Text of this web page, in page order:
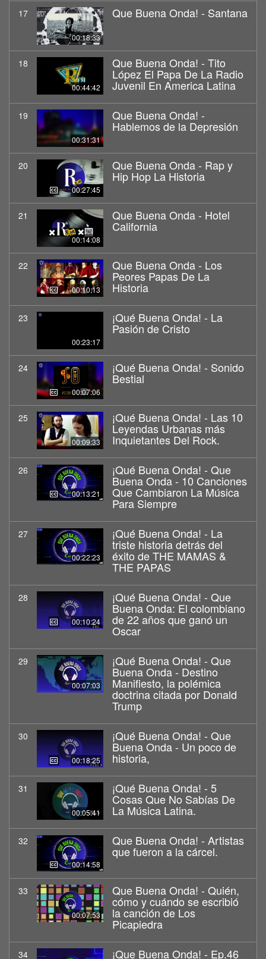
17
00:18:33
Que Buena Onda! - Santana
18
00:44:42
Que Buena Onda! - Tito
López El Papa De La Radio
Juvenil En America Latina
19
00:31:31
Que Buena Onda! -
Hablemos de la Depresión
20
00:27:45
Que Buena Onda - Rap y
Hip Hop La Historia
21
00:14:08
Que Buena Onda - Hotel
California
22
00:10:13
Que Buena Onda - Los
Peores Papas De La
Historia
23
00:23:17
¡Qué Buena Onda! - La
Pasión de Cristo
24
00:07:06
¡Qué Buena Onda! - Sonido
Bestial
25
00:09:33
¡Qué Buena Onda! - Las 10
Leyendas Urbanas más
Inquietantes Del Rock.
26
00:13:21
¡Qué Buena Onda! - Que
Buena Onda - 10 Canciones
Que Cambiaron La Música
Para Siempre
27
00:22:23
¡Qué Buena Onda! - La
triste historia detrás del
éxito de THE MAMAS &
THE PAPAS
28
00:10:24
¡Qué Buena Onda! - Que
Buena Onda: El colombiano
de 22 años que ganó un
Oscar
29
00:07:03
¡Qué Buena Onda! - Que
Buena Onda - Destino
Manifiesto, la polémica
doctrina citada por Donald
Trump
30
00:18:25
¡Qué Buena Onda! - Que
Buena Onda - Un poco de
historia,
31
00:05:41
¡Qué Buena Onda! - 5
Cosas Que No Sabías De
La Música Latina.
32
00:14:58
Que Buena Onda! - Artistas
que fueron a la cárcel.
33
00:07:53
Que Buena Onda! - Quién,
cómo y cuándo se escribió
la canción de Los
Picapiedra
34 ¡Que Buena Onda! - Ep.46